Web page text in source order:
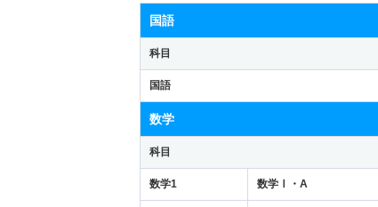
国語
科目
国語
数学
科目
数学1 数学Ⅰ・A